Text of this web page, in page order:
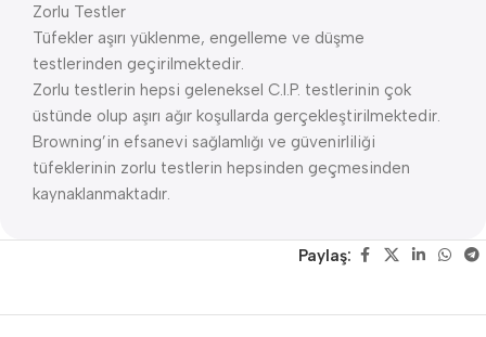
Zorlu Testler
Tüfekler aşırı yüklenme, engelleme ve düşme
testlerinden geçirilmektedir.
Zorlu testlerin hepsi geleneksel C.I.P. testlerinin çok
üstünde olup aşırı ağır koşullarda gerçekleştirilmektedir.
Browning’in efsanevi sağlamlığı ve güvenirliliği
tüfeklerinin zorlu testlerin hepsinden geçmesinden
kaynaklanmaktadır.
Paylaş: